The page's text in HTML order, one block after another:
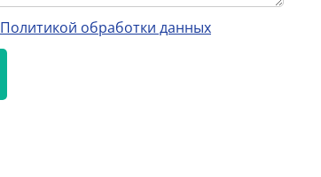
Политикой обработки данных